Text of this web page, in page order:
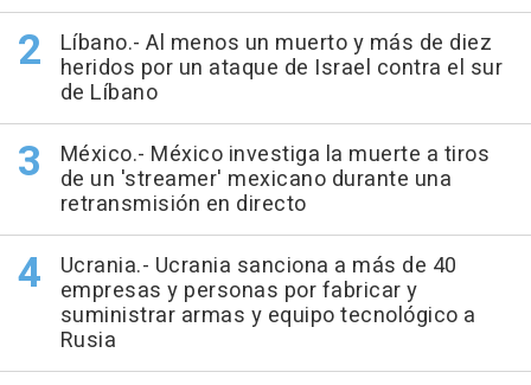
Líbano.- Al menos un muerto y más de diez
heridos por un ataque de Israel contra el sur
de Líbano
México.- México investiga la muerte a tiros
de un 'streamer' mexicano durante una
retransmisión en directo
Ucrania.- Ucrania sanciona a más de 40
empresas y personas por fabricar y
suministrar armas y equipo tecnológico a
Rusia